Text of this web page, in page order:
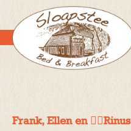
Frank, Ellen en 🐕‍🦺Rinus